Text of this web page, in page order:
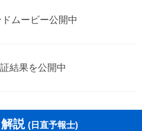
ドムービー公開中
結果を公開中
説 (日直予報士)